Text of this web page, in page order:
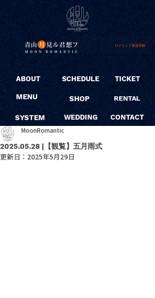
ログイン / 新規登録
ABOUT
MENU
SYSTEM
SCHEDULE
SHOP
WEDDING
TICKET
RENTAL
CONTACT
2025.05.28 |【観覧】五月雨式
MoonRomantic
更新日： 2025年5月29日